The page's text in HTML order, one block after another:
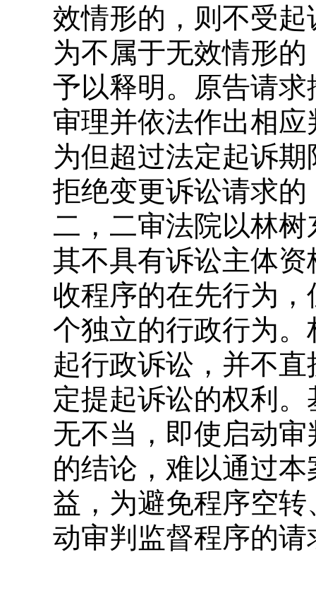
效情形的，则不受
为不属于无效情形
予以释明。原告请
审理并依法作出相
为但超过法定起诉
拒绝变更诉讼请求
二，二审法院以林
其不具有诉讼主体
收程序的在先行为
个独立的行政行为
起行政诉讼，并不
定提起诉讼的权利
无不当，即使启动
的结论，难以通过
益，为避免程序空
动审判监督程序的